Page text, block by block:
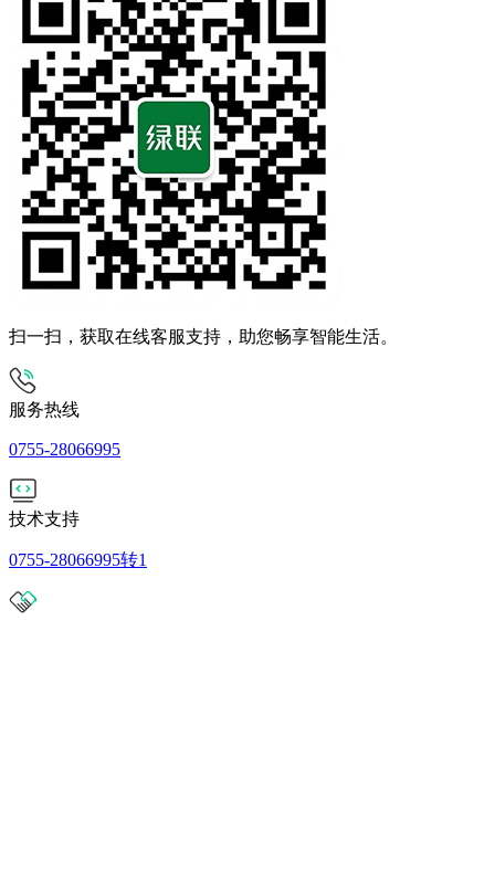
扫一扫，获取在线客服支持，助您畅享智能生活。
服务热线
0755-28066995
技术支持
0755-28066995转1